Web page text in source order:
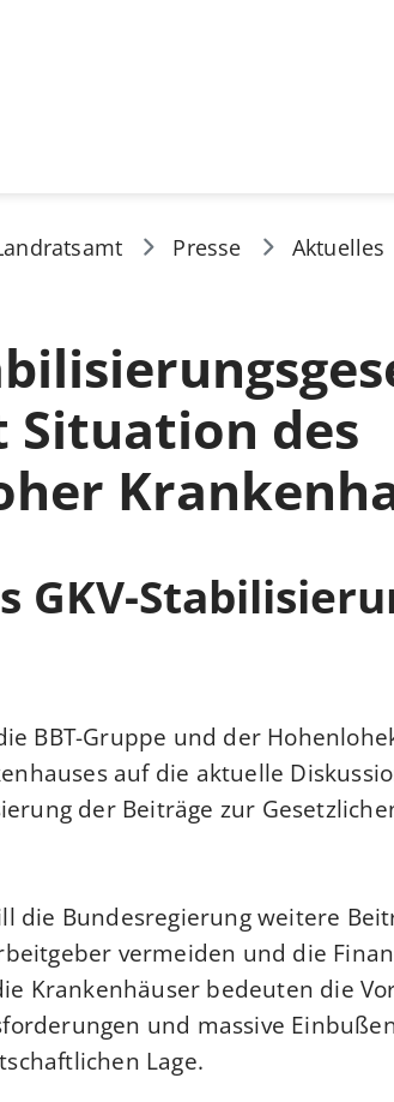
Presse Aktuelles
Situation des
GKV-
BBT-Gruppe und der
auf die aktuelle
der Beiträge zur
die Bundesregierung weitere
vermeiden und die
Krankenhäuser bedeuten die
und massive
Lage.